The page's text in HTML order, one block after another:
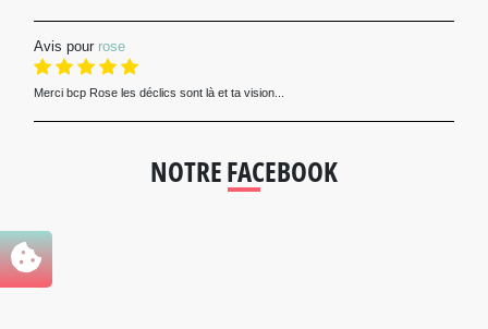
Avis pour rose
Merci bcp Rose les déclics sont là et ta vision...
NOTRE FACEBOOK